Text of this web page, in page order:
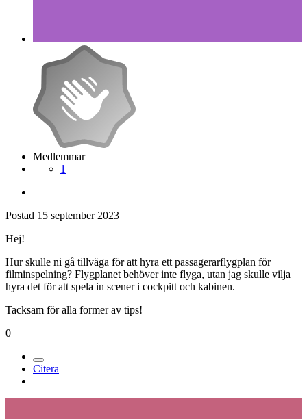
Medlemmar
1
Postad 15 september 2023
Hej!
Hur skulle ni gå tillväga för att hyra ett passagerarflygplan för
filminspelning? Flygplanet behöver inte flyga, utan jag skulle vilja
hyra det för att spela in scener i cockpitt och kabinen.
Tacksam för alla former av tips!
0
Citera